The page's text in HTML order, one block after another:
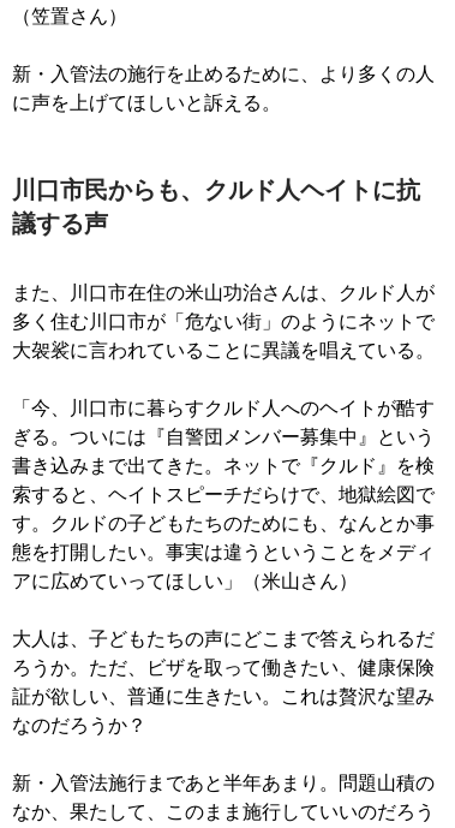
（笠置さん）
新・入管法の施行を止めるために、より多くの人
に声を上げてほしいと訴える。
川口市民からも、クルド人ヘイトに抗
議する声
また、川口市在住の米山功治さんは、クルド人が
多く住む川口市が「危ない街」のようにネットで
大袈裟に言われていることに異議を唱えている。
「今、川口市に暮らすクルド人へのヘイトが酷す
ぎる。ついには『自警団メンバー募集中』という
書き込みまで出てきた。ネットで『クルド』を検
索すると、ヘイトスピーチだらけで、地獄絵図で
す。クルドの子どもたちのためにも、なんとか事
態を打開したい。事実は違うということをメディ
アに広めていってほしい」（米山さん）
大人は、子どもたちの声にどこまで答えられるだ
ろうか。ただ、ビザを取って働きたい、健康保険
証が欲しい、普通に生きたい。これは贅沢な望み
なのだろうか？
新・入管法施行まであと半年あまり。問題山積の
なか、果たして、このまま施行していいのだろう